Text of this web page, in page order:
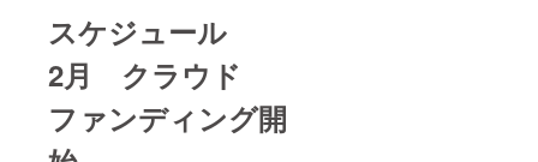
スケジュール
2月 クラウド
ファンディング開